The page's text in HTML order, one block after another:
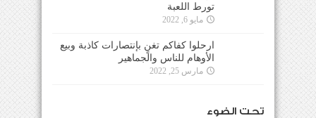
تورط اللعبة
مايو 6, 2022
ارحلوا كفاكم تغنٍ بإنتصارات كاذبة وبيع
الأوهام للناس والجماهير
مارس 25, 2022
تحت الضوء